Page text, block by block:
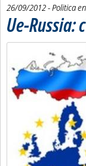
26/09/2012- Politica
Ue-